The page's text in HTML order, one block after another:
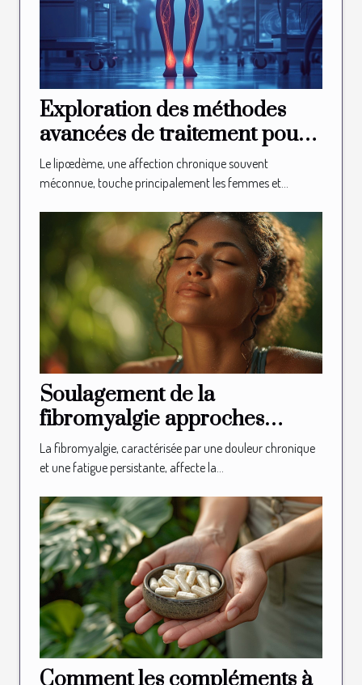
Exploration des méthodes
avancées de traitement pour
le lipœdème
Le lipœdème, une affection chronique souvent
méconnue, touche principalement les femmes et...
Soulagement de la
fibromyalgie approches
holistiques pour atténuer la
douleur et la fatigue
La fibromyalgie, caractérisée par une douleur chronique
et une fatigue persistante, affecte la...
Comment les compléments à